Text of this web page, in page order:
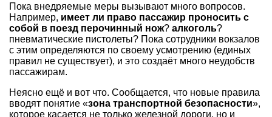
Пока внедряемые меры вызывают много вопросов.
Например, имеет ли право пассажир проносить с
собой в поезд перочинный нож? алкоголь?
пневматические пистолеты? Пока сотрудники вокзалов
с этим определяются по своему усмотрению (единых
правил не существует), и это создаёт много неудобств
пассажирам.
Неясно ещё и вот что. Сообщается, что новые правила
вводят понятие «зона транспортной безопасности»,
которое касается не только железной дороги, но и